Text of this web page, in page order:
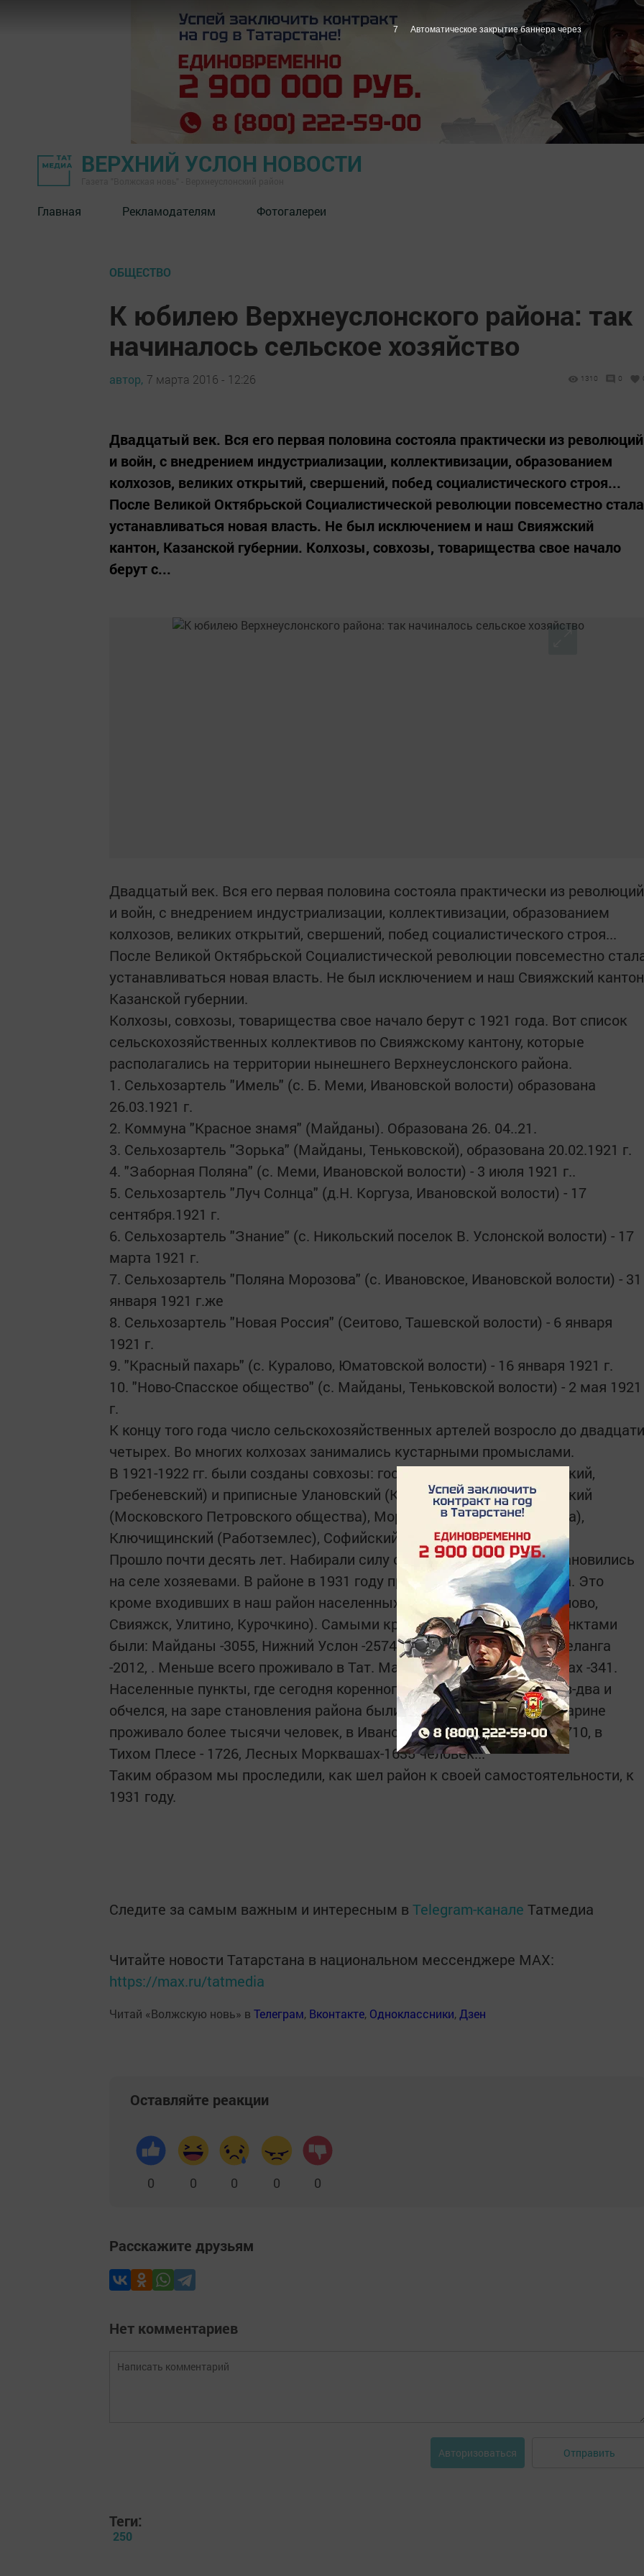
ВЕРХНИЙ УСЛОН НОВОСТИ
Главная Рекламодателям Фотогалереи
ОБЩЕСТВО
К юбилею Верхнеуслонского района: так
начиналось сельское хозяйство
автор, 7 марта 2016 - 12:26 1310 0
Двадцатый век. Вся его первая половина состояла практически из революций
и войн, с внедрением индустриализации, коллективизации, образованием
колхозов, великих открытий, свершений, побед социалистического строя...
После Великой Октябрьской Социалистической революции повсеместно стала
устанавливаться новая власть. Не был исключением и наш Свияжский
кантон, Казанской губернии. Колхозы, совхозы, товарищества свое начало
берут с...
Двадцатый век. Вся его первая половина состояла практически из революций
и войн, с внедрением индустриализации, коллективизации, образованием
колхозов, великих открытий, свершений, побед социалистического строя...
После Великой Октябрьской Социалистической революции повсеместно
устанавливаться новая власть. Не был исключением и наш Свияжский
Казанской губернии.
Колхозы, совхозы, товарищества свое начало берут с 1921 года. Вот список
сельскохозяйственных коллективов по Свияжскому кантону, которые
располагались на территории нынешнего Верхнеуслонского района.
1. Сельхозартель "Имель" (с. Б. Меми, Ивановской волости) образована
26.03.1921 г.
2. Коммуна "Красное знамя" (Майданы). Образована 26. 04..21.
3. Сельхозартель "Зорька" (Майданы, Теньковской), образована 20.02.1921 г.
4. "Заборная Поляна" (с. Меми, Ивановской волости) - 3 июля 1921 г..
5. Сельхозартель "Луч Солнца" (д.Н. Коргуза, Ивановской волости) - 17
сентября.1921 г.
6. Сельхозартель "Знание" (с. Никольский поселок В. Услонской волости) - 17
марта 1921 г.
7. Сельхозартель "Поляна Морозова" (с. Ивановское, Ивановской волости) - 31
января 1921 г.же
8. Сельхозартель "Новая Россия" (Сеитово, Ташевской волости) - 6 января
1921 г.
9. "Красный пахарь" (с. Куралово, Юматовской волости) - 16 января 1921 г.
10. "Ново-Спасское общество" (с. Майданы, Теньковской волости) - 2 мая 1921
г.
К концу того года число сельскохозяйственных артелей возросло до двадцати
четырех. Во многих колхозах занимались кустарными промыслами.
В 1921-1922 гг. были созданы совхозы: государственные (Кураловский,
Гребеневский) и приписные Улановский (Кантземотдела), Юматовский
(Московского Петровского общества), Морквашский (Педтехникума),
Ключищинский (Работземлес), Софийский (Шеланга, ГПУ).
Прошло почти десять лет. Набирали силу сельские Советы. Они становились
на селе хозяевами. В районе в 1931 году проживало 44474 человека. Это
кроме входивших в наш район населенных пунктов Вязовые, Мизиново,
Свияжск, Улитино, Курочкино). Самыми крупными населенными пунктами
были: Майданы -3055, Нижний Услон -2574, Верхний Услон - 2372, Шеланга
-2012, . Меньше всего проживало в Тат. Макулове - 301, Янги-Болгарах -341.
Населенные пункты, где сегодня коренного населения осталось раз-два и
обчелся, на заре становления района были многолюдными. Так в Харине
проживало более тысячи человек, в Ивановском -1790, в Каинках - 710, в
Тихом Плесе - 1726, Лесных Морквашах-1635 человек...
Таким образом мы проследили, как шел район к своей самостоятельности, к
1931 году.
Следите за самым важным и интересным в Telegram-канале Татмедиа
Читайте новости Татарстана в национальном мессенджере MАХ:
https://max.ru/tatmedia
Читай «Волжскую новь» в Телеграм, Вконтакте, Одноклассники, Дзен
Оставляйте реакции
0 0 0 0 0
Расскажите друзьям
Нет комментариев
Авторизоваться Отправить
Теги:
250
6 Автоматическое закрытие баннера через